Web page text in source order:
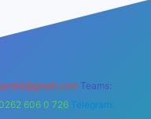
Teams:
606 0 726 Telegram: